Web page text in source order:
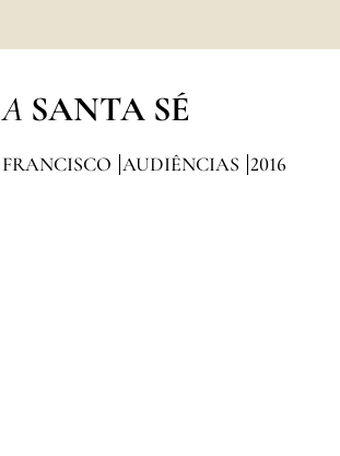
A SANTA SÉ
FRANCISCO AUDIÊNCIAS 2016